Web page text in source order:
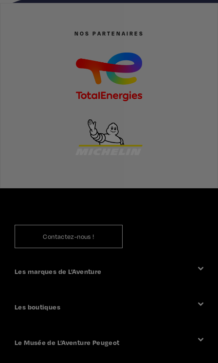
NOS PARTENAIRES
Contactez-nous !
Les marques de L’Aventure
L’Aventure Citroën
Les boutiques
L’Aventure Citroën boutique
Le Musée de L’Aventure Peugeot